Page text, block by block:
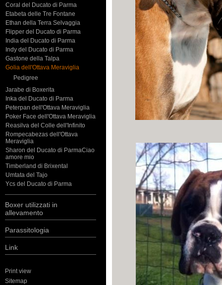
Coral del Ducato di Parma
Etabeta delle Tre Fontane
Ethan della Terra Selvaggia
Flipper del Ducato di Parma
India del Ducato di Parma
Indy del Ducato di Parma
Gastone della Talpa
Golia dell'Ottava Meraviglia
Pedigree
Jarabe di Boxerita
Inka del Ducato di Parma
Peterpan dell'Ottava Meraviglia
Poker Face dell'Ottava Meraviglia
Reasilva del Colle dell'Infinito
Rompecabezas dell'Ottava
Meraviglia
Sharon del Ducato di ParmaCiao
amore mio
Timberland di Brixental
Umtata del Tajo
Ycs del Ducato di Parma
Boxer utilizzati in
allevamento
Parassitologia
Link
Print view
Sitemap